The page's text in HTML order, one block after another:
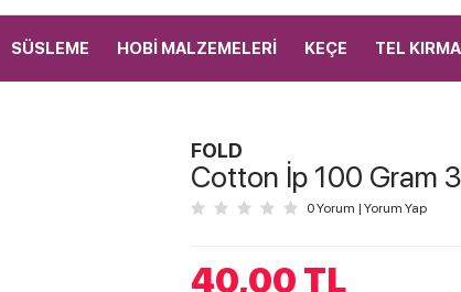
SÜSLEME HOBİ MALZEMELERİ KEÇE TEL KIRMA
FOLD
Cotton İp 100 Gram
0 Yorum | Yorum Yap
40,00 TL